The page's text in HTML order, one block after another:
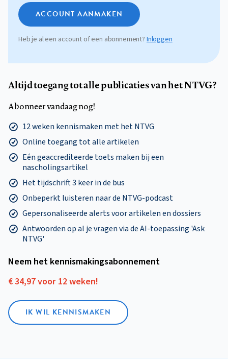
ACCOUNT AANMAKEN
Heb je al een account of een abonnement? Inloggen
Altijd toegang tot alle publicaties van het NTVG?
Abonneer vandaag nog!
12 weken kennismaken met het NTVG
Online toegang tot alle artikelen
Eén geaccrediteerde toets maken bij een
nascholingsartikel
Het tijdschrift 3 keer in de bus
Onbeperkt luisteren naar de NTVG-podcast
Gepersonaliseerde alerts voor artikelen en dossiers
Antwoorden op al je vragen via de AI-toepassing 'Ask
NTVG'
Neem het kennismakings­abonnement
€ 34,97 voor 12 weken!
IK WIL KENNISMAKEN